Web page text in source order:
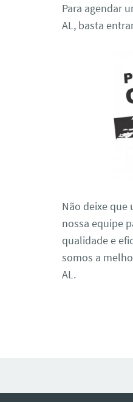
Para agendar
AL, basta
Não deixe que
nossa equipe
qualidade e
somos a
AL.